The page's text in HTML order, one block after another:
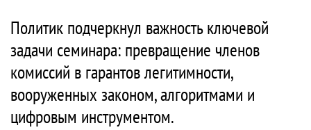
Политик подчеркнул важность ключевой
задачи семинара: превращение членов
комиссий в гарантов легитимности,
вооруженных законом, алгоритмами и
цифровым инструментом.